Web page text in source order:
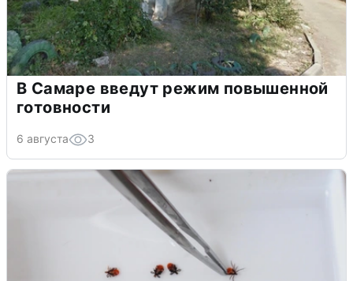
В Самаре введут режим повышенной
готовности
6 августа 3